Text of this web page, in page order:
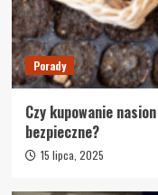
Porady
Czy kupowanie
bezpieczne?
15 lipca, 2025